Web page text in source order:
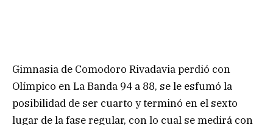
Gimnasia de Comodoro Rivadavia perdió con
Olímpico en La Banda 94 a 88, se le esfumó la
posibilidad de ser cuarto y terminó en el sexto
lugar de la fase regular, con lo cual se medirá con